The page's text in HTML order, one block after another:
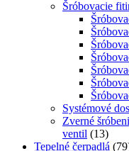
Šróbovacie
Systémové
Zverné
ventil (13)
Tepelné čerpadlá